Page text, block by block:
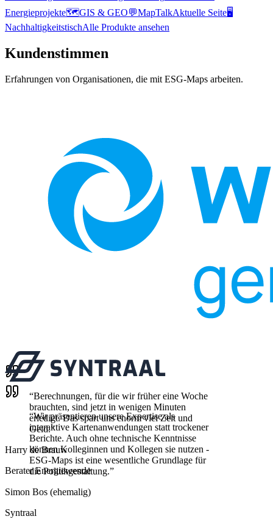
Energieprojekte🗺️GIS & GEO💬MapTalkAktuelle Seite🖥️
NachhaltigkeitstischAlle Produkte ansehen
Kundenstimmen
Erfahrungen von Organisationen, die mit ESG-Maps arbeiten.
“Berechnungen, für die wir früher eine Woche
brauchten, sind jetzt in wenigen Minuten
erledigt. Das spart uns enorm viel Zeit und
Geld.”
Harry de Brauw
Berater Energiewende
“Wir präsentieren unsere Expertise als
interaktive Kartenanwendungen statt trockener
Berichte. Auch ohne technische Kenntnisse
können Kolleginnen und Kollegen sie nutzen -
ESG-Maps ist eine wesentliche Grundlage für
die Politikgestaltung.”
Simon Bos (ehemalig)
Syntraal